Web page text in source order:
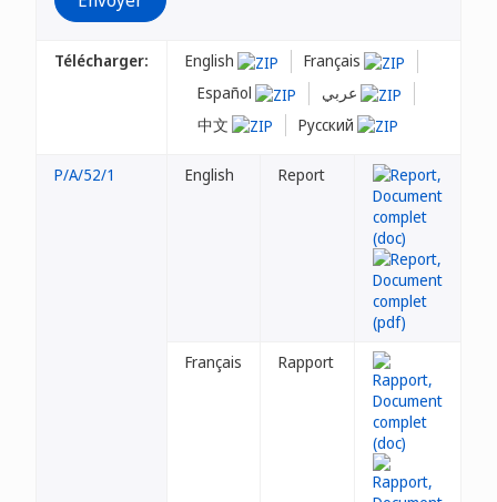
Télécharger: English
Français
Español
中文
Русский
P/A/52/1 English Report
Français Rapport